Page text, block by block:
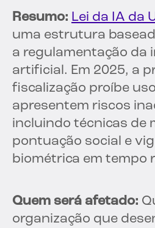
Resumo: Lei da IA da
uma estrutura
a regulamentação da
artificial. Em 2025, a
fiscalização proíbe
apresentem riscos
incluindo técnicas de
pontuação social e
biométrica em tempo
Quem será afetado:
organização que